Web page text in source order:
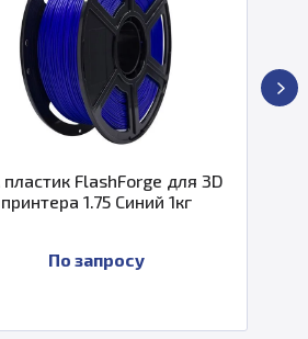
для 3D
Синий 1кг
PETG пластик